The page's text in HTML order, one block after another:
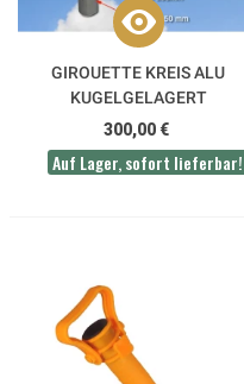
GIROUETTE KREIS ALU
KUGELGELAGERT
300,00 €
Auf Lager, sofort lieferbar!